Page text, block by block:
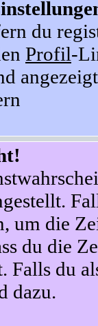
du
Profil-
um die
du die
du
dazu.